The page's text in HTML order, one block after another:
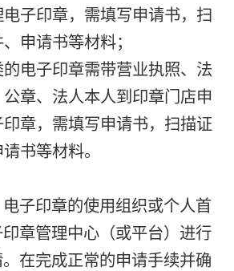
子印章，需填写申请书，扫
申请书等材料；
电子印章需带营业执照、法
章、法人本人到印章门店申
章，需填写申请书，扫描证
书等材料。
子印章的使用组织或个人首
章管理中心（或平台）进行
在完成正常的申请手续并确